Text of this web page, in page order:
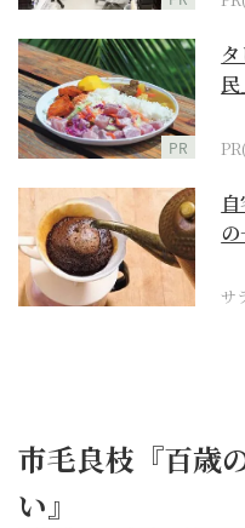
PR
サ
市毛良枝『百歳
い』